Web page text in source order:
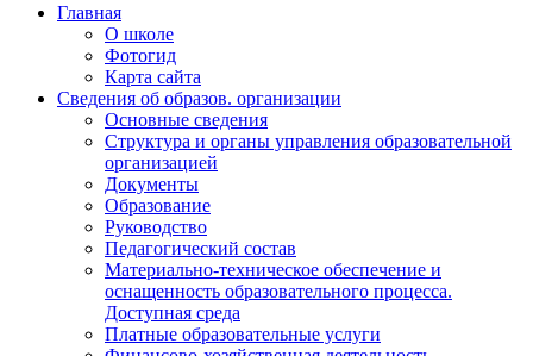
Главная
О школе
Фотогид
Карта сайта
Сведения об образов. организации
Основные сведения
Структура и органы управления образовательной
организацией
Документы
Образование
Руководство
Педагогический состав
Материально-техническое обеспечение и
оснащенность образовательного процесса.
Доступная среда
Платные образовательные услуги